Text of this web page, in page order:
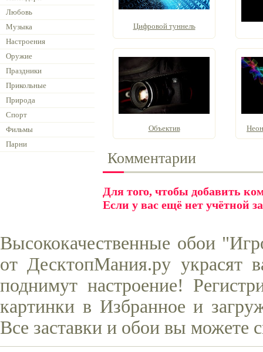
Любовь
Музыка
Настроения
Оружие
Праздники
Прикольные
Природа
Спорт
Фильмы
Парни
Цифровой туннель
Объектив
Комментарии
Для того, чтобы добавить
Если у вас ещё нет учётной
Высококачественные обои
от ДесктопМания.ру украсят
поднимут настроение!
картинки в Избранное и
Все заставки и обои вы можете